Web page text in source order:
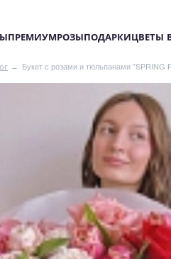
ПРЕМИУМРОЗЫПОДАРКИЦВЕТЫ
Букет с розами и тюльпанами "SPRING